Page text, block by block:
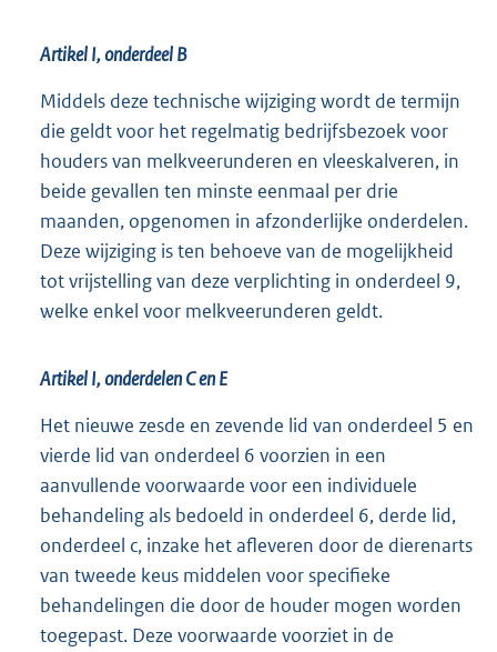
Artikel I, onderdeel B
Middels deze technische wijziging wordt de termijn
die geldt voor het regelmatig bedrijfsbezoek voor
houders van melkveerunderen en vleeskalveren, in
beide gevallen ten minste eenmaal per drie
maanden, opgenomen in afzonderlijke onderdelen.
Deze wijziging is ten behoeve van de mogelijkheid
tot vrijstelling van deze verplichting in onderdeel 9,
welke enkel voor melkveerunderen geldt.
Artikel I, onderdelen C en E
Het nieuwe zesde en zevende lid van onderdeel 5 en
vierde lid van onderdeel 6 voorzien in een
aanvullende voorwaarde voor een individuele
behandeling als bedoeld in onderdeel 6, derde lid,
onderdeel c, inzake het afleveren door de dierenarts
van tweede keus middelen voor specifieke
behandelingen die door de houder mogen worden
toegepast. Deze voorwaarde voorziet in de